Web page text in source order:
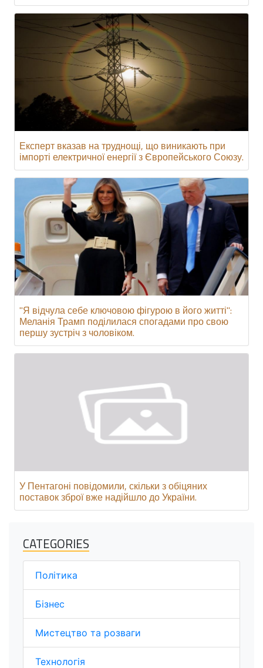
Експерт вказав на труднощі, що виникають при
імпорті електричної енергії з Європейського Союзу.
"Я відчула себе ключовою фігурою в його житті":
Меланія Трамп поділилася спогадами про свою
першу зустріч з чоловіком.
У Пентагоні повідомили, скільки з обіцяних
поставок зброї вже надійшло до України.
CATEGORIES
Політика
Бізнес
Мистецтво та розваги
Технологія